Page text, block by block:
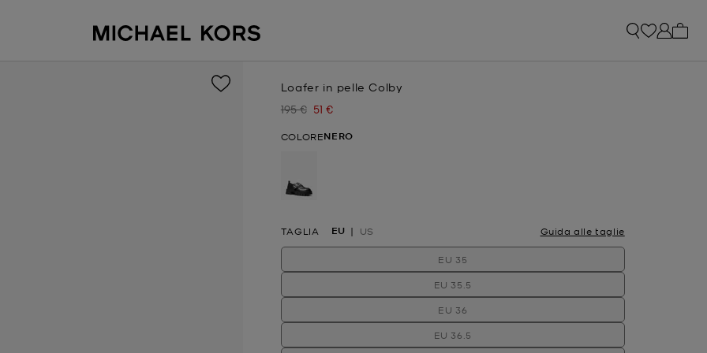
Loafer in pelle Colby
Prezzo iniziale
195 € Prezzo attuale
51 €
COLORENERO
TAGLIA EU US Guida alle taglie
EU 35
EU 35.5
EU 36
EU 36.5